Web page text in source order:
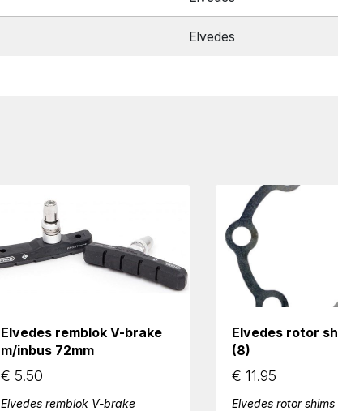
Elvedes
Elvedes remblok V-brake
m/inbus 72mm
€ 5.50
Elvedes remblok V-brake
Elvedes rotor
(8)
€ 11.95
Elvedes rotor shims